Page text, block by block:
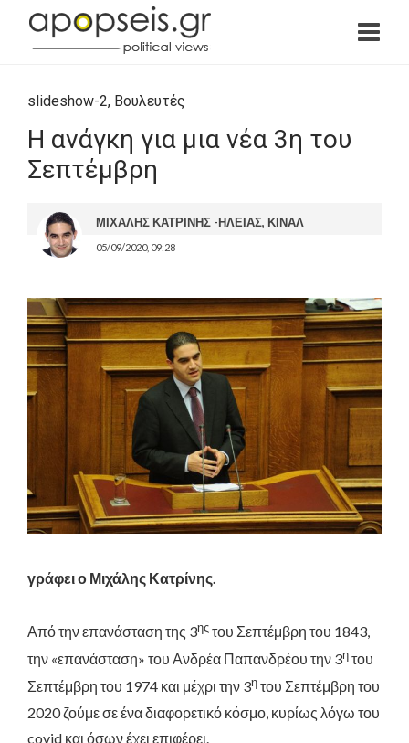
slideshow-2, Βουλευτές
Η ανάγκη για μια νέα 3η του
Σεπτέμβρη
ΜΙΧΑΛΗΣ ΚΑΤΡΙΝΗΣ -ΗΛΕΙΑΣ, ΚΙΝΑΛ
05/09/2020, 09:28
γράφει ο Μιχάλης Κατρίνης.
Από την επανάσταση της 3ηςτου Σεπτέμβρη του 1843,
την «επανάσταση» του Ανδρέα Παπανδρέου την 3ητου
Σεπτέμβρη του 1974 και μέχρι την 3ητου Σεπτέμβρη του
2020 ζούμε σε ένα διαφορετικό κόσμο, κυρίως λόγω του
covid και όσων έχει επιφέρει.